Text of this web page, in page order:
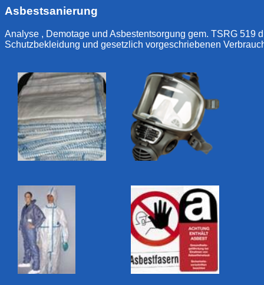
Asbestsanierung
Analyse , Demotage und Asbestentsorgung gem. TSRG 519
Schutzbekleidung und gesetzlich vorgeschriebenen